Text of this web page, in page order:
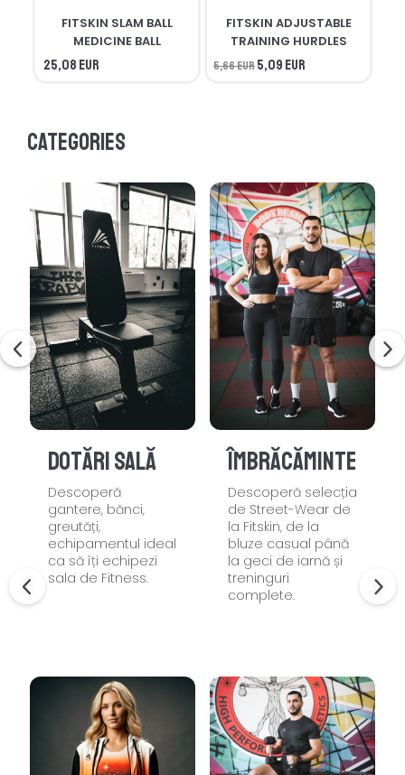
FITSKIN SLAM BALL
MEDICINE BALL
25,08 EUR
FITSKIN ADJUSTABLE
TRAINING HURDLES
5,66 EUR5,09 EUR
Categories
Dotări sală
Descoperă
gantere, bănci,
greutăți,
echipamentul ideal
ca să îți echipezi
sala de Fitness.
Îmbrăcăminte
Descoperă selecția
de Street-Wear de
la Fitskin, de la
bluze casual până
la geci de iarnă și
treninguri
complete.